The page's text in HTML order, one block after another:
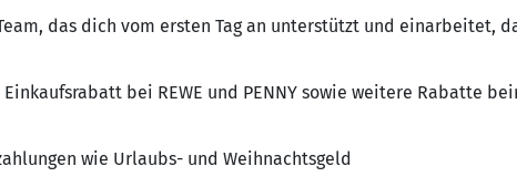
das dich vom ersten Tag an unterstützt und einarbeitet,
bei REWE und PENNY sowie weitere Rabatte
wie Urlaubs- und Weihnachtsgeld